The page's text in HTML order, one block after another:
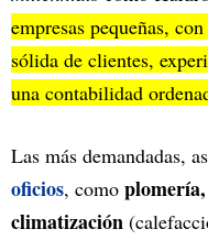
empresas pequeñas,
sólida de clientes,
una contabilidad
Las más demandadas,
oficios, como
climatización